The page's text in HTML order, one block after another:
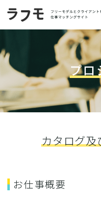
プロ
カタログ
お仕事概要